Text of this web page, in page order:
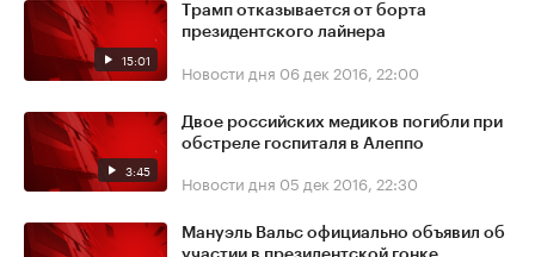
15:01
Трамп отказывается от борта
президентского лайнера
Новости дня 06 дек 2016, 22:00
3:45
Двое российских медиков погибли при
обстреле госпиталя в Алеппо
Новости дня 05 дек 2016, 22:30
Мануэль Вальс официально объявил об